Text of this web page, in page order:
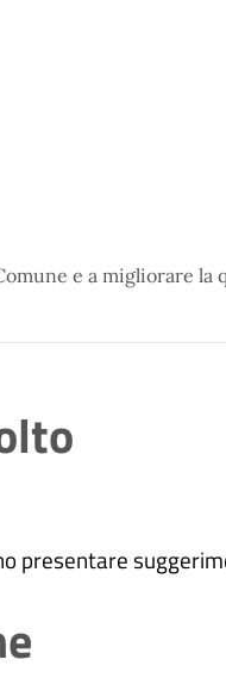
e a migliorare la
presentare